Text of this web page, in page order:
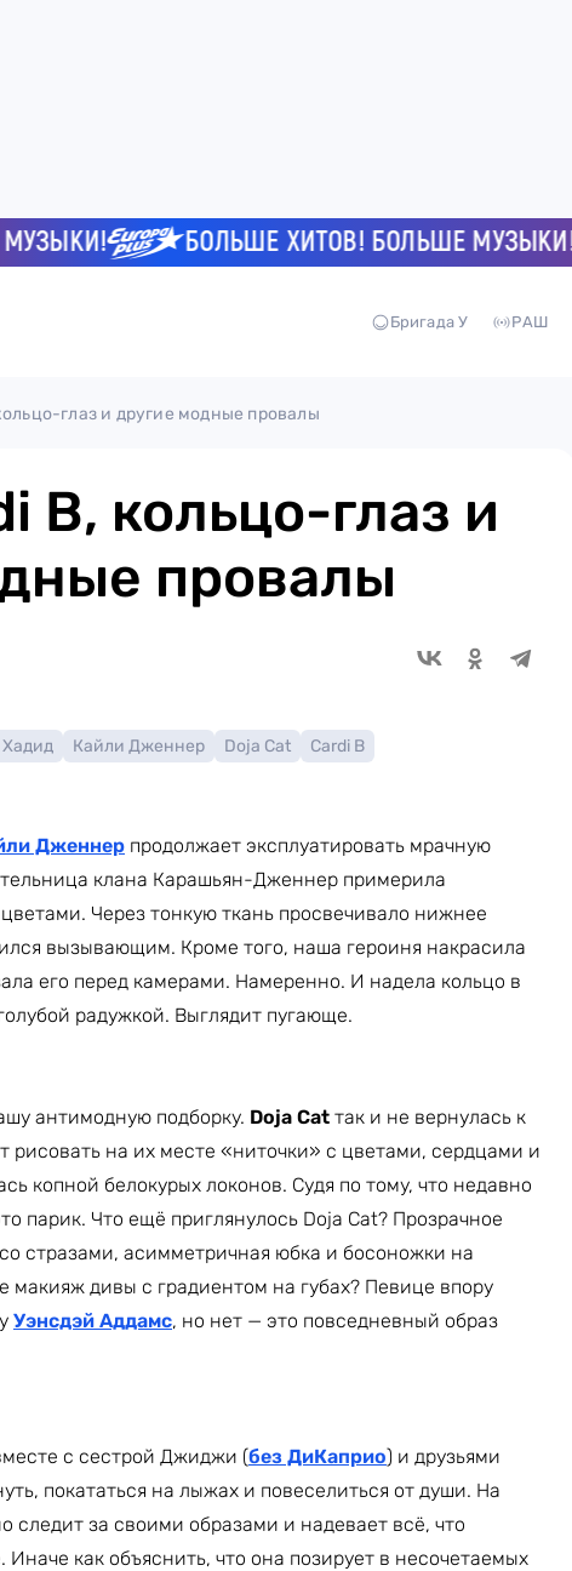
БОЛЬШЕ ХИТОВ! БОЛЬШЕ МУЗЫКИ!
Бригада У РАШ
глаз и другие модные провалы
B, кольцо-глаз и
провалы
Хадид Кайли Дженнер Doja Cat
Cardi B
Дженнер продолжает эксплуатировать мрачную
клана Карашьян-Дженнер примерила
Через тонкую ткань просвечивало нижнее
вызывающим. Кроме того, наша героиня накрасила
его перед камерами. Намеренно. И надела кольцо в
радужкой. Выглядит пугающе.
антимодную подборку. Doja Cat так и не вернулась к
рисовать на их месте «ниточки» с цветами, сердцами и
копной белокурых локонов. Судя по тому, что недавно
парик. Что ещё приглянулось Doja Cat? Прозрачное
стразами, асимметричная юбка и босоножки на
макияж дивы с градиентом на губах? Певице впору
Уэнсдэй Аддамс, но нет — это повседневный образ
с сестрой Джиджи (без ДиКаприо) и друзьями
покататься на лыжах и повеселиться от души. На
следит за своими образами и надевает всё, что
Иначе как объяснить, что она позирует в несочетаемых